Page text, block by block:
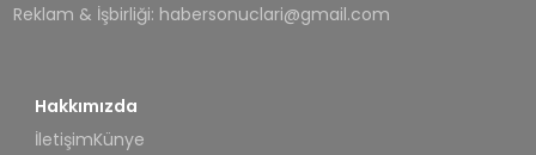
Reklam & İşbirliği: habersonuclari@gmail.com
Hakkımızda
İletişimKünye